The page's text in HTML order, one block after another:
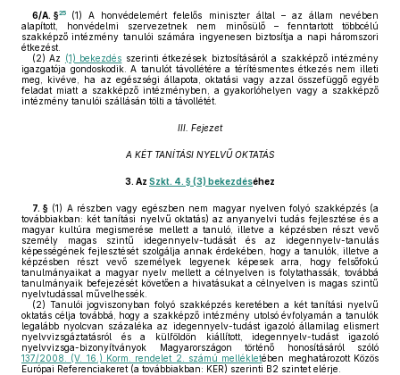
6/A. §25 (1) A honvédelemért felelős miniszter által – az állam nevében
alapított, honvédelmi szervezetnek nem minősülő – fenntartott többcélú
szakképző intézmény tanulói számára ingyenesen biztosítja a napi háromszori
étkezést.
(2) Az (1) bekezdés szerinti étkezések biztosításáról a szakképző intézmény
igazgatója gondoskodik. A tanulót távollétére a térítésmentes étkezés nem illeti
meg, kivéve, ha az egészségi állapota, oktatási vagy azzal összefüggő egyéb
feladat miatt a szakképző intézményben, a gyakorlóhelyen vagy a szakképző
intézmény tanulói szállásán tölti a távollétét.
III. Fejezet
A KÉT TANÍTÁSI NYELVŰ OKTATÁS
3. Az Szkt. 4. § (3) bekezdéséhez
7. § (1) A részben vagy egészben nem magyar nyelven folyó szakképzés (a
továbbiakban: két tanítási nyelvű oktatás) az anyanyelvi tudás fejlesztése és a
magyar kultúra megismerése mellett a tanuló, illetve a képzésben részt vevő
személy magas szintű idegennyelv-tudását és az idegennyelv-tanulás
képességének fejlesztését szolgálja annak érdekében, hogy a tanulók, illetve a
képzésben részt vevő személyek legyenek képesek arra, hogy felsőfokú
tanulmányaikat a magyar nyelv mellett a célnyelven is folytathassák, továbbá
tanulmányaik befejezését követően a hivatásukat a célnyelven is magas szintű
nyelvtudással művelhessék.
(2) Tanulói jogviszonyban folyó szakképzés keretében a két tanítási nyelvű
oktatás célja továbbá, hogy a szakképző intézmény utolsó évfolyamán a tanulók
legalább nyolcvan százaléka az idegennyelv-tudást igazoló államilag elismert
nyelvvizsgáztatásról és a külföldön kiállított, idegennyelv-tudást igazoló
nyelvvizsga-bizonyítványok Magyarországon történő honosításáról szóló
137/2008. (V. 16.) Korm. rendelet 2. számú mellékletében meghatározott Közös
Európai Referenciakeret (a továbbiakban: KER) szerinti B2 szintet elérje.